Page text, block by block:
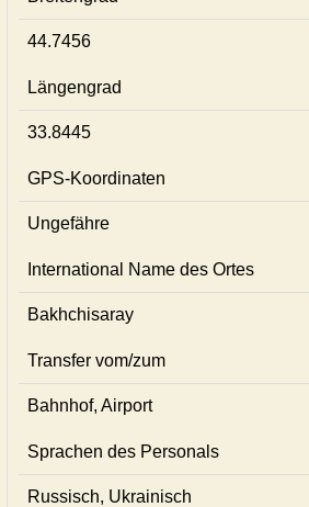
44.7456
Längengrad
33.8445
GPS-Koordinaten
Ungefähre
International Name des Ortes
Bakhchisaray
Transfer vom/zum
Bahnhof, Airport
Sprachen des Personals
Russisch, Ukrainisch